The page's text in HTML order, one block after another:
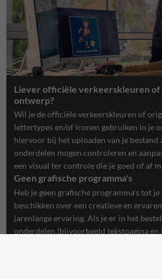
Liever officiële verkeerskleuren of
ontwerp?
Wil je de officiële verkeerskleuren of
lettertypes en/of iconen gebruiken in je
hiervoor bij het uploaden van je bestand
onderdelen mogen controleren en
een visual ter controle die je goed of af
Geen grafische programma's
Heb je geen grafische programma's tot
beschikken over een creatieve en
jarenlange ervaring. Als je er in het
onderdelen (bijvoorbeeld tekstpagina